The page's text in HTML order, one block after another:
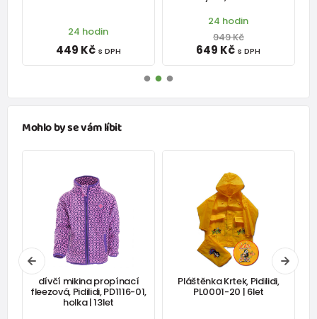
24 hodin
449 Kč s DPH
24 hodin
949 Kč
649 Kč s DPH
Mohlo by se vám líbit
dívčí mikina propínací
fleezová, Pidilidi, PD1116-01,
holka | 13let
Pláštěnka Krtek, Pidilidi,
PL0001-20 | 6let